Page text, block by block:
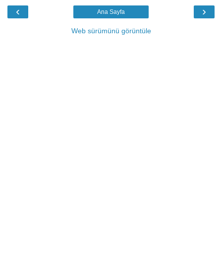
‹ ›
Ana Sayfa
Web sürümünü görüntüle